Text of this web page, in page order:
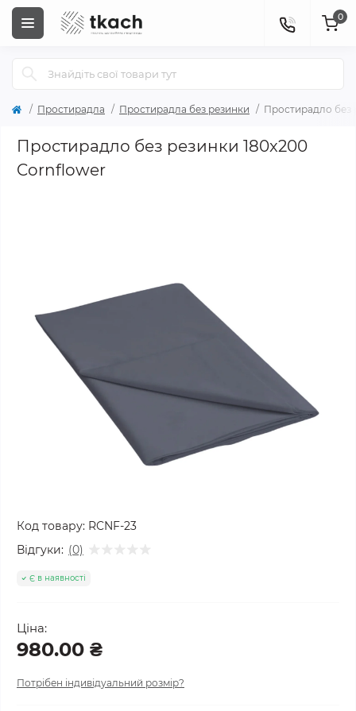
0
Простирадла Простирадла без резинки Простирадло без
Простирадло без резинки 180x200
Cornflower
Код товару: RCNF-23
Відгуки: (0)
Є в наявності
Ціна:
980.00 ₴
Потрібен індивідуальний розмір?